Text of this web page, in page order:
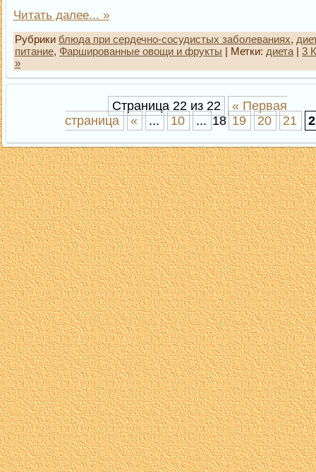
Читать далее... »
Рубрики блюда при сердечно-сосудистых заболеваниях,
питание, Фаршированные овощи и фрукты | Метки: диета | 3
»
Страница 22 из 22
« Первая
страница
« ... 10 ... 18 19 20 21